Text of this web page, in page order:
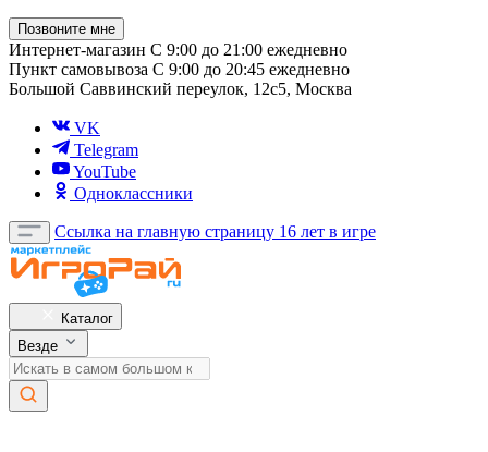
Позвоните мне
Интернет-магазин С 9:00 до 21:00 ежедневно
Пункт самовывоза С 9:00 до 20:45 ежедневно
Большой Саввинский переулок, 12с5, Москва
VK
Telegram
YouTube
Одноклассники
Ссылка на главную страницу 16 лет в игре
Каталог
Везде